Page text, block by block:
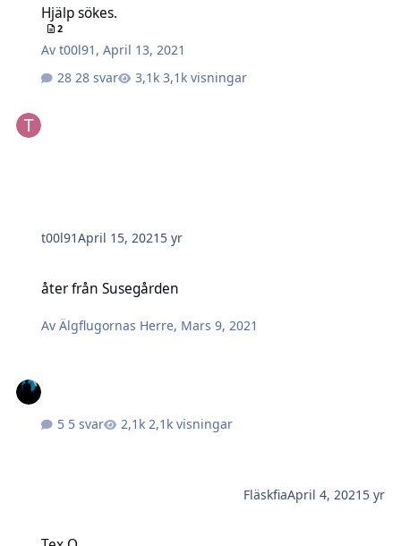
Hjälp sökes.
2
Avt00l91 ,April 13, 2021
28 svar
3,1k visningar
t00l91April 15, 2021 5 yr
åter från Susegården
AvÄlgflugornas Herre, Mars 9, 2021
5 svar 2,1k visningar
FläskfiaApril 4, 2021 5 yr